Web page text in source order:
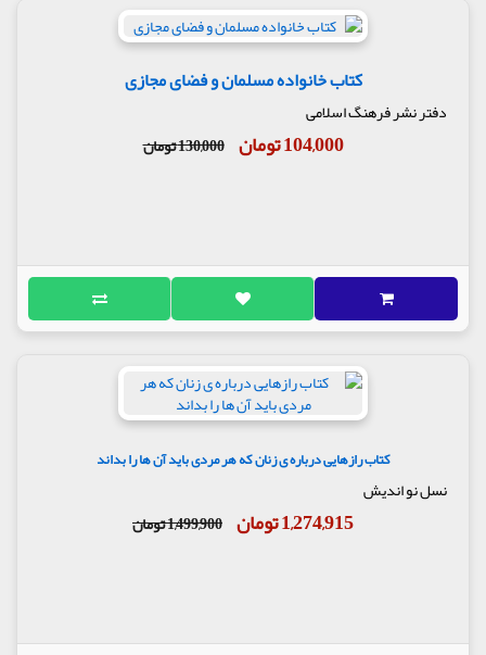
کتاب خانواده مسلمان و فضای مجازی
دفتر نشر فرهنگ اسلامی
104,000 تومان 130,000 تومان
کتاب رازهایی درباره ی زنان که هر مردی باید آن ها را بداند
نسل نو اندیش
1,274,915 تومان 1,499,900 تومان